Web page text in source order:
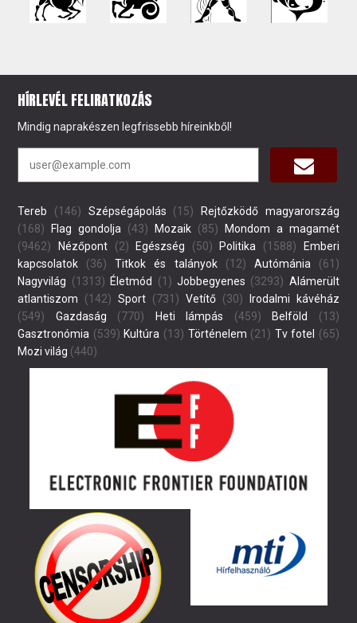
HÍRLEVÉL FELIRATKOZÁS
Mindig naprakészen legfrissebb híreinkből!
Tereb (146) Szépségápolás (15)
Rejtőzködő magyarország
(168)
Flag gondolja (43) Mozaik (85)
Mondom a magamét
(9462)
Nézőpont (2) Egészség (50) Politika (1588)
Emberi
kapcsolatok (36) Titkok és talányok(12) Autómánia (61)
Nagyvilág (1313) Életmód (1) Jobbegyenes (3293) Alámerült
atlantiszom (142) Sport (731) Vetítő(30)
Irodalmi kávéház
(549)
Gazdaság (770) Heti lámpás (459) Belföld
(13)
Gasztronómia (539) Kultúra (13) Történelem (21) Tv fotel
(65)
Mozi világ (440)